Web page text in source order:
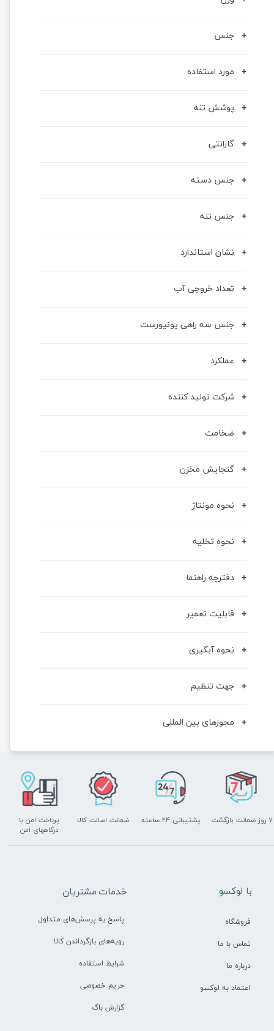
جنس
مورد استفاده
پوشش تنه
گارانتی
جنس دسته
جنس تنه
نشان استاندارد
تعداد خروجی آب
جنس سه راهی یونیورست
عملکرد
شرکت تولید کننده
ضخامت
گنجایش مخزن
نحوه مونتاژ
نحوه تخلیه
دفترچه راهنما
قابلیت تعمیر
نحوه آبگیری
جهت تنظیم
مجوزهای بین المللی
پشتیبانی ۲۴ ساعته
پرداخت امن با
درگاههای امن
۷ روز ضمانت بازگشت ضمانت اصالت کالا
خدمات مشتریان
پاسخ به پرسش‌های متداول
رویه‌های بازگرداندن کالا
شرایط استفاده
حریم خصوصی
گزارش باگ
​با لوکسو
فروشگاه
تماس با ما
درباره ما
اعتماد به لوکسو